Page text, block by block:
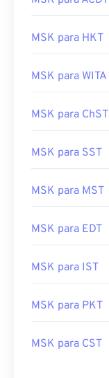
MSK para HKT
MSK para WITA
MSK para ChST
MSK para SST
MSK para MST
MSK para EDT
MSK para IST
MSK para PKT
MSK para CST